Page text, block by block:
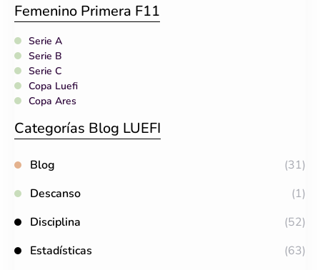
Femenino Primera F11
Serie A
Serie B
Serie C
Copa Luefi
Copa Ares
Categorías Blog LUEFI
Blog
(31)
Descanso
(1)
Disciplina
(52)
Estadísticas
(63)